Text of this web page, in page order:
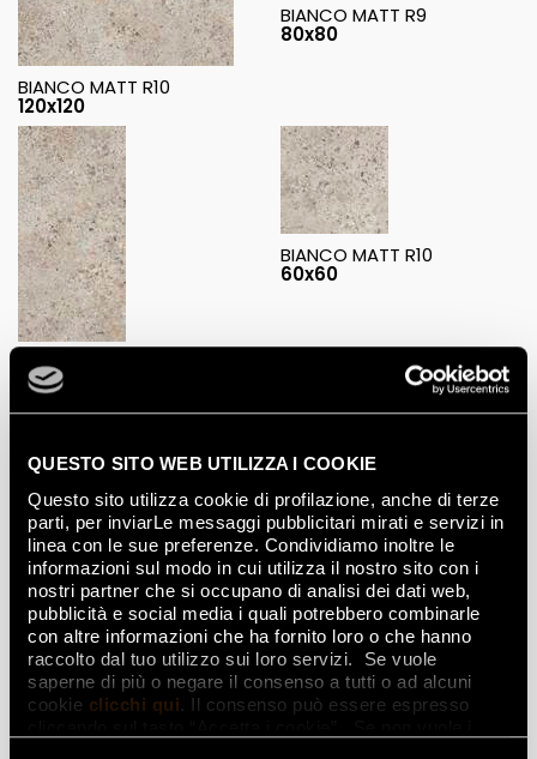
QUESTO SITO WEB UTILIZZA I COOKIE
Questo sito utilizza cookie di profilazione, anche di terze
parti, per inviarLe messaggi pubblicitari mirati e servizi in
linea con le sue preferenze. Condividiamo inoltre le
informazioni sul modo in cui utilizza il nostro sito con i
nostri partner che si occupano di analisi dei dati web,
pubblicità e social media i quali potrebbero combinarle
con altre informazioni che ha fornito loro o che hanno
raccolto dal tuo utilizzo sui loro servizi. Se vuole
saperne di più o negare il consenso a tutti o ad alcuni
cookie clicchi qui. Il consenso può essere espresso
BIANCO MATT R10
120x120
BIANCO MATT R9
80x80
BIANCO MATT R10
60x120
BIANCO MATT R10
60x60
BIANCO MATT R10
30x60